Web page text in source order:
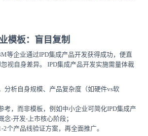
模板：盲目复制
等企业通过IPD集成产品开发获得成功，便直
视自身差异。 IPD集成产品开发实施需量体裁
分析自身规模、产品复杂度（如硬件vs软
考，而非模板，例如中小企业可简化IPD集成产
念-开发-上市核心阶段；
个产品线验证方案，再全面推广。